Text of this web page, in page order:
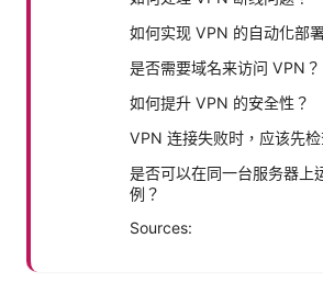
如何实现 VPN 的自动化部
是否需要域名来访问 VPN？
如何提升 VPN 的安全性？
VPN 连接失败时，应该先
是否可以在同一台服务器上
例？
Sources: